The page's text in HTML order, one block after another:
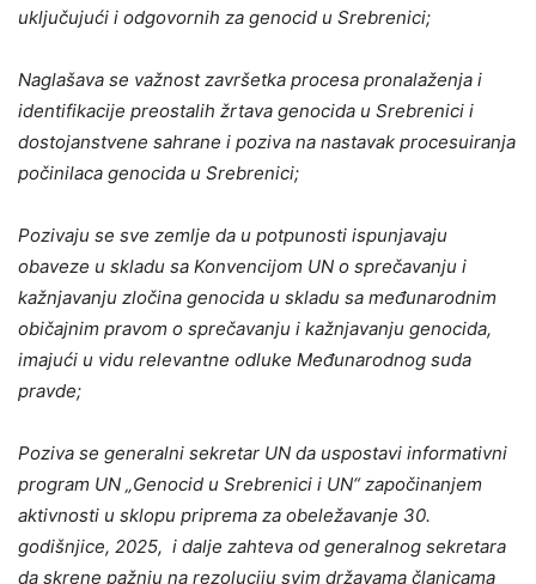
uključujući i odgovornih za genocid u Srebrenici;
Naglašava se važnost završetka procesa pronalaženja i
identifikacije preostalih žrtava genocida u Srebrenici i
dostojanstvene sahrane i poziva na nastavak procesuiranja
počinilaca genocida u Srebrenici;
Pozivaju se sve zemlje da u potpunosti ispunjavaju
obaveze u skladu sa Konvencijom UN o sprečavanju i
kažnjavanju zločina genocida u skladu sa međunarodnim
običajnim pravom o sprečavanju i kažnjavanju genocida,
imajući u vidu relevantne odluke Međunarodnog suda
pravde;
Poziva se generalni sekretar UN da uspostavi informativni
program UN „Genocid u Srebrenici i UN“ započinanjem
aktivnosti u sklopu priprema za obeležavanje 30.
godišnjice, 2025, i dalje zahteva od generalnog sekretara
da skrene pažnju na rezoluciju svim državama članicama